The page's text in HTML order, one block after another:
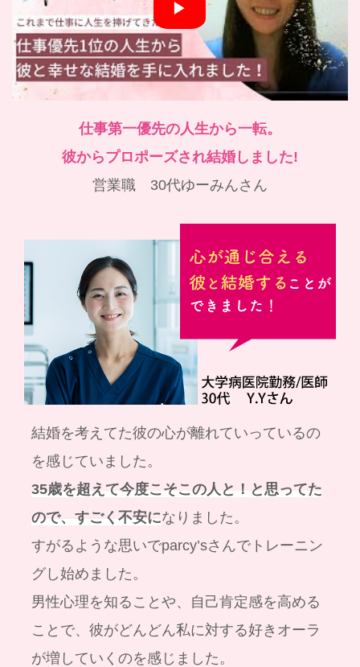
仕事第一優先の人生から一転。
彼からプロポーズされ結婚しました!
営業職 30代ゆーみんさん
結婚を考えてた彼の心が離れていっているの
を感じていました。
35歳を超えて今度こそこの人と！と思ってた
ので、すごく不安になりました。
すがるような思いでparcy’sさんでトレーニン
グし始めました。
男性心理を知ることや、自己肯定感を高める
ことで、彼がどんどん私に対する好きオーラ
が増していくのを感じました。